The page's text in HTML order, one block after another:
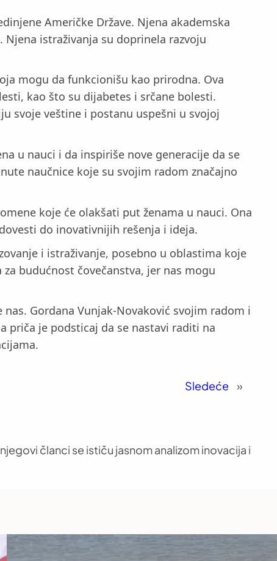
Američke Države. Njena akademska
istraživanja su doprinela razvoju
mogu da funkcionišu kao prirodna. Ova
kao što su dijabetes i srčane bolesti.
svoje veštine i postanu uspešni u svojoj
u nauci i da inspiriše nove generacije da se
naučnice koje su svojim radom značajno
koje će olakšati put ženama u nauci. Ona
do inovativnijih rešenja i ideja.
i istraživanje, posebno u oblastima koje
budućnost čovečanstva, jer nas mogu
nas. Gordana Vunjak-Novaković svojim radom i
priča je podsticaj da se nastavi raditi na
Sledeće »
članci se ističu jasnom analizom inovacija i